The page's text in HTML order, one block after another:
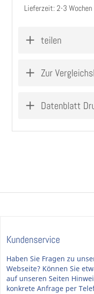
Lieferzeit: 2-3 Wochen
teilen
Zur
Datenblatt
Kundenservice
Haben Sie Fragen zu
Webseite? Können Sie
auf unseren Seiten
konkrete Anfrage per